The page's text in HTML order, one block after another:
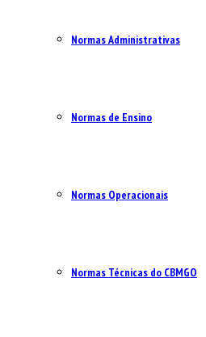
Normas Administrativas
Normas de Ensino
Normas Operacionais
Normas Técnicas do CBMGO